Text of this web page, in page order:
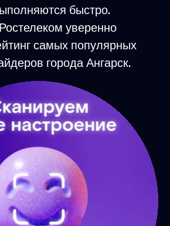
быстро.
уверенно
самых популярных
города Ангарск.